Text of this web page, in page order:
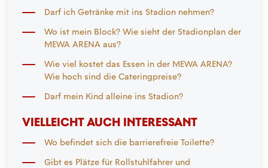
Darf ich Getränke mit ins Stadion nehmen?
Wo ist mein Block? Wie sieht der Stadionplan der
MEWA ARENA aus?
Wie viel kostet das Essen in der MEWA ARENA?
Wie hoch sind die Cateringpreise?
Darf mein Kind alleine ins Stadion?
VIELLEICHT AUCH INTERESSANT
Wo befindet sich die barrierefreie Toilette?
Gibt es Plätze für Rollstuhlfahrer und